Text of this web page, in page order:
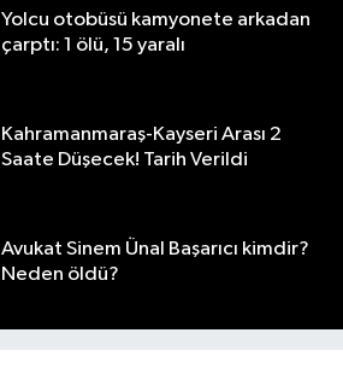
Yolcu otobüsü kamyonete arkadan
çarptı: 1 ölü, 15 yaralı
Kahramanmaraş-Kayseri Arası 2
Saate Düşecek! Tarih Verildi
Avukat Sinem Ünal Başarıcı kimdir?
Neden öldü?